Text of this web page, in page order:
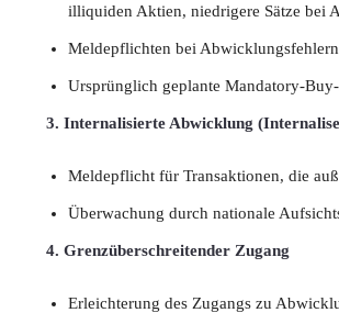
illiquiden Aktien, niedrigere Sätze bei
Meldepflichten bei Abwicklungsfehlern
Ursprünglich geplante Mandatory-
3. Internalisierte Abwicklung
Meldepflicht für Transaktionen, die
Überwachung durch nationale
4. Grenzüberschreitender Zugang
Erleichterung des Zugangs zu